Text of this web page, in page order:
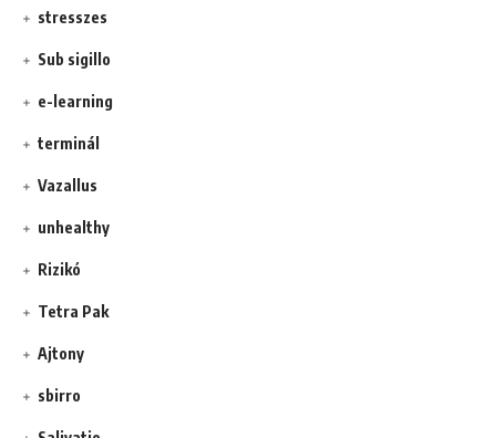
stresszes
Sub sigillo
e-learning
terminál
Vazallus
unhealthy
Rizikó
Tetra Pak
Ajtony
sbirro